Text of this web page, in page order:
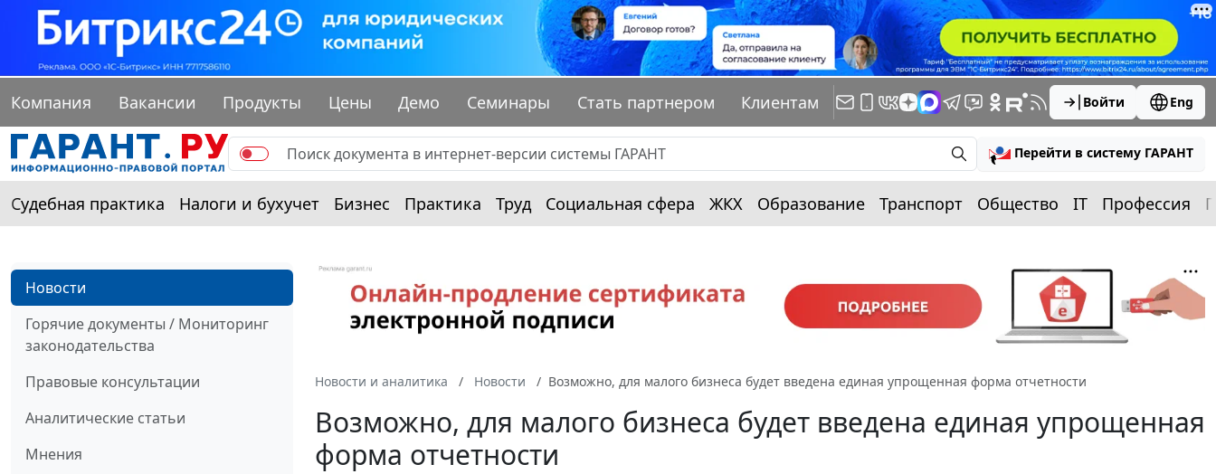
Компания Вакансии Продукты Цены Демо Семинары Стать партнером Клиентам Войти Eng
Перейти в систему ГАРАНТ
Судебная практика Налоги и бухучет Бизнес Практика Труд Социальная сфера ЖКХ Образование Транспорт Общество IT Профессия
Новости
Горячие документы / Мониторинг
законодательства
Правовые консультации
Аналитические статьи
Мнения
Новости и аналитика Новости Возможно, для малого бизнеса будет введена единая упрощенная форма отчетности
Возможно, для малого бизнеса будет введена единая упрощенная
форма отчетности